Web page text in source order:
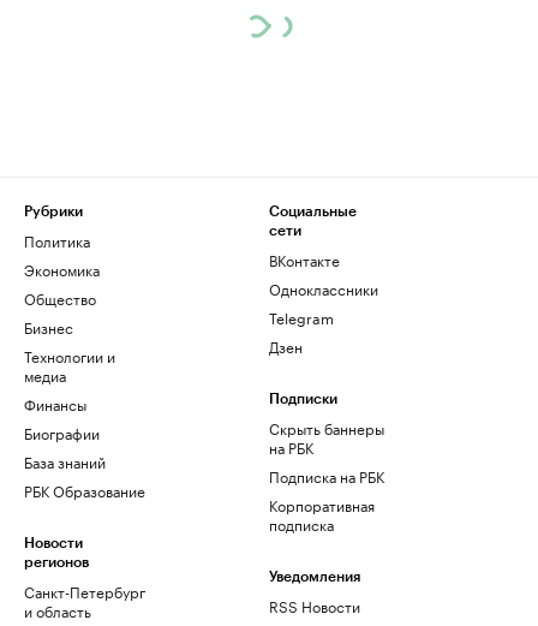
Рубрики
Политика
Экономика
Общество
Бизнес
Технологии и
медиа
Финансы
Биографии
База знаний
РБК Образование
Новости
регионов
Санкт-Петербург
и область
Социальные
сети
ВКонтакте
Одноклассники
Telegram
Дзен
Подписки
Скрыть баннеры
на РБК
Подписка на РБК
Корпоративная
подписка
Уведомления
RSS Новости